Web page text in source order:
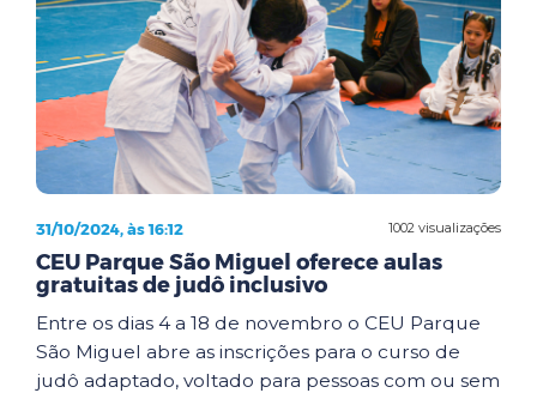
1002 visualizações
31/10/2024, às 16:12
CEU Parque São Miguel oferece aulas
gratuitas de judô inclusivo
Entre os dias 4 a 18 de novembro o CEU Parque
São Miguel abre as inscrições para o curso de
judô adaptado, voltado para pessoas com ou sem